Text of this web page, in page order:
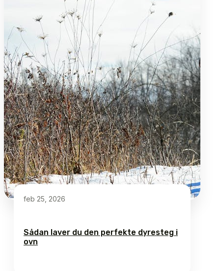
feb 25, 2026
Sådan laver du den perfekte dyresteg i
ovn